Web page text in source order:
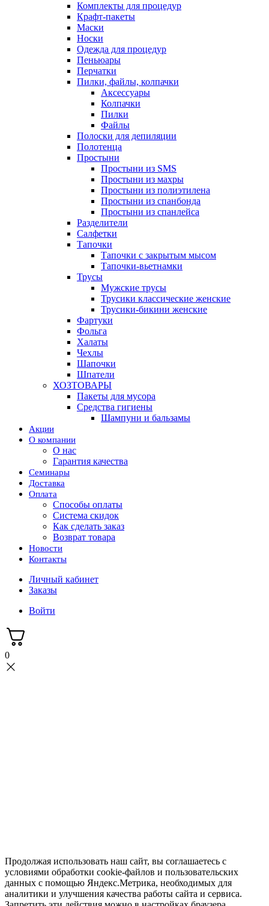
Комплекты для процедур
Крафт-пакеты
Маски
Носки
Одежда для процедур
Пеньюары
Перчатки
Пилки, файлы, колпачки
Аксессуары
Колпачки
Пилки
Файлы
Полоски для депиляции
Полотенца
Простыни
Простыни из SMS
Простыни из махры
Простыни из полиэтилена
Простыни из спанбонда
Простыни из спанлейса
Разделители
Салфетки
Тапочки
Тапочки с закрытым мысом
Тапочки-вьетнамки
Трусы
Мужские трусы
Трусики классические женские
Трусики-бикини женские
Фартуки
Фольга
Халаты
Чехлы
Шапочки
Шпатели
ХОЗТОВАРЫ
Пакеты для мусора
Средства гигиены
Шампуни и бальзамы
Акции
О компании
О нас
Гарантия качества
Семинары
Доставка
Оплата
Способы оплаты
Система скидок
Как сделать заказ
Возврат товара
Новости
Контакты
Личный кабинет
Заказы
Войти
0
Продолжая использовать наш сайт, вы соглашаетесь с
условиями обработки cookie-файлов и пользовательских
данных с помощью Яндекс.Метрика, необходимых для
аналитики и улучшения качества работы сайта и сервиса.